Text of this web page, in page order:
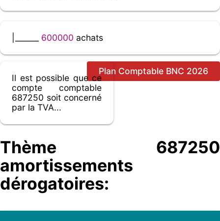
600000 achats
Plan Comptable BNC 2026
Il est possible que ce
compte comptable
687250 soit concerné
par la TVA...
Thème 687250
amortissements
dérogatoires: